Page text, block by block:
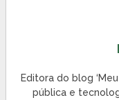
Editora do blog
pública e